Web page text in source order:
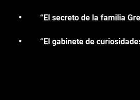
“El secreto de la familia
“El gabinete de